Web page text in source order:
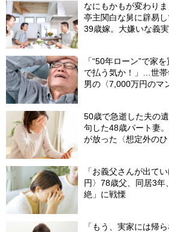
なにもかもが変わり
亭主関白な舅に辟易
39歳嫁。大嫌いな義
「“50年ローン”で家
で払う気か！」…世
男の〈7,000万円のマ
50歳で急逝した夫の
句した48歳パート妻
が放った〈想定外の
「お義父さんが出て
円〉78歳父、同居3年
絶」に戦慄
「もう、実家には帰